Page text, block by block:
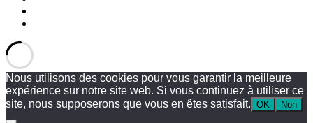
Nous utilisons des cookies pour vous garantir la meilleure
expérience sur notre site web. Si vous continuez à utiliser ce
site, nous supposerons que vous en êtes satisfait. OK Non